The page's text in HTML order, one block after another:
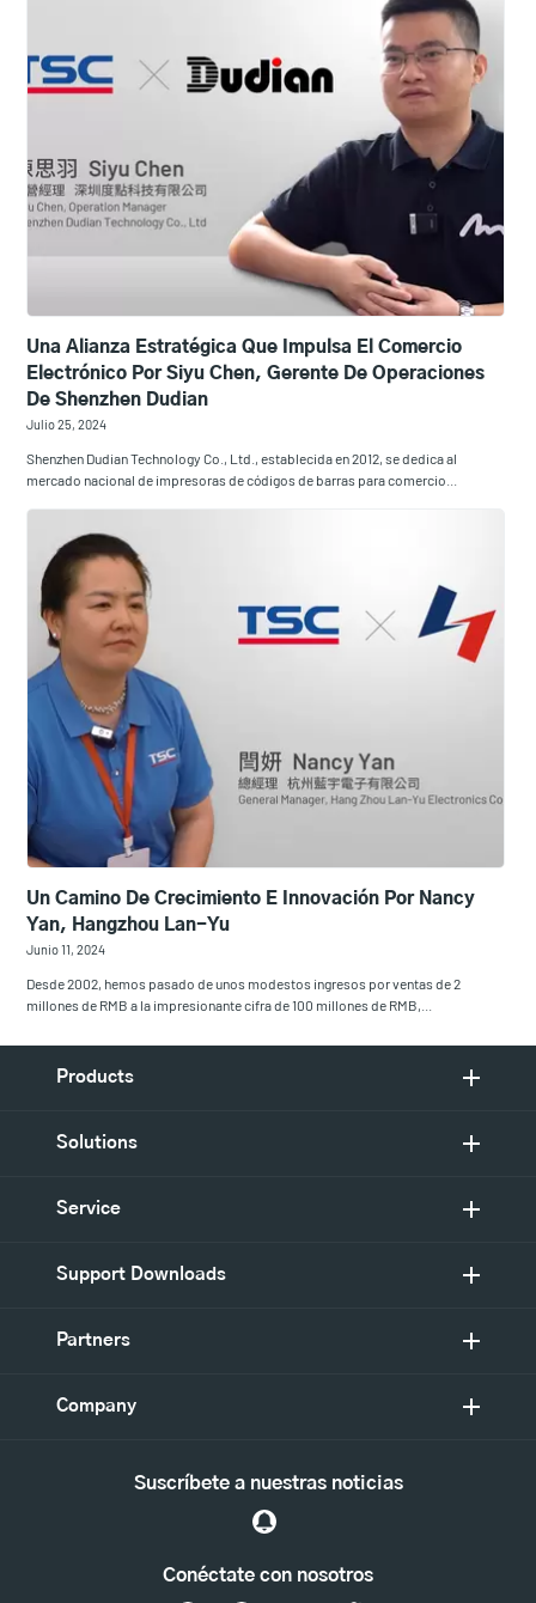
Una Alianza Estratégica Que Impulsa El Comercio
Electrónico Por Siyu Chen, Gerente De Operaciones
De Shenzhen Dudian
Julio 25, 2024
Shenzhen Dudian Technology Co., Ltd., establecida en 2012, se dedica al
mercado nacional de impresoras de códigos de barras para comercio...
Un Camino De Crecimiento E Innovación Por Nancy
Yan, Hangzhou Lan-Yu
Junio 11, 2024
Desde 2002, hemos pasado de unos modestos ingresos por ventas de 2
millones de RMB a la impresionante cifra de 100 millones de RMB,...
Products
Solutions
Service
Support Downloads
Partners
Company
Conéctate con nosotros
Suscríbete a nuestras noticias